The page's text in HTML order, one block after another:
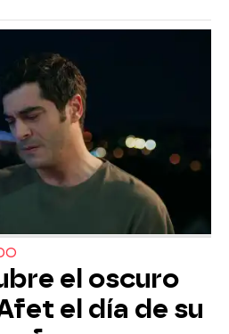
el oscuro
el día de su